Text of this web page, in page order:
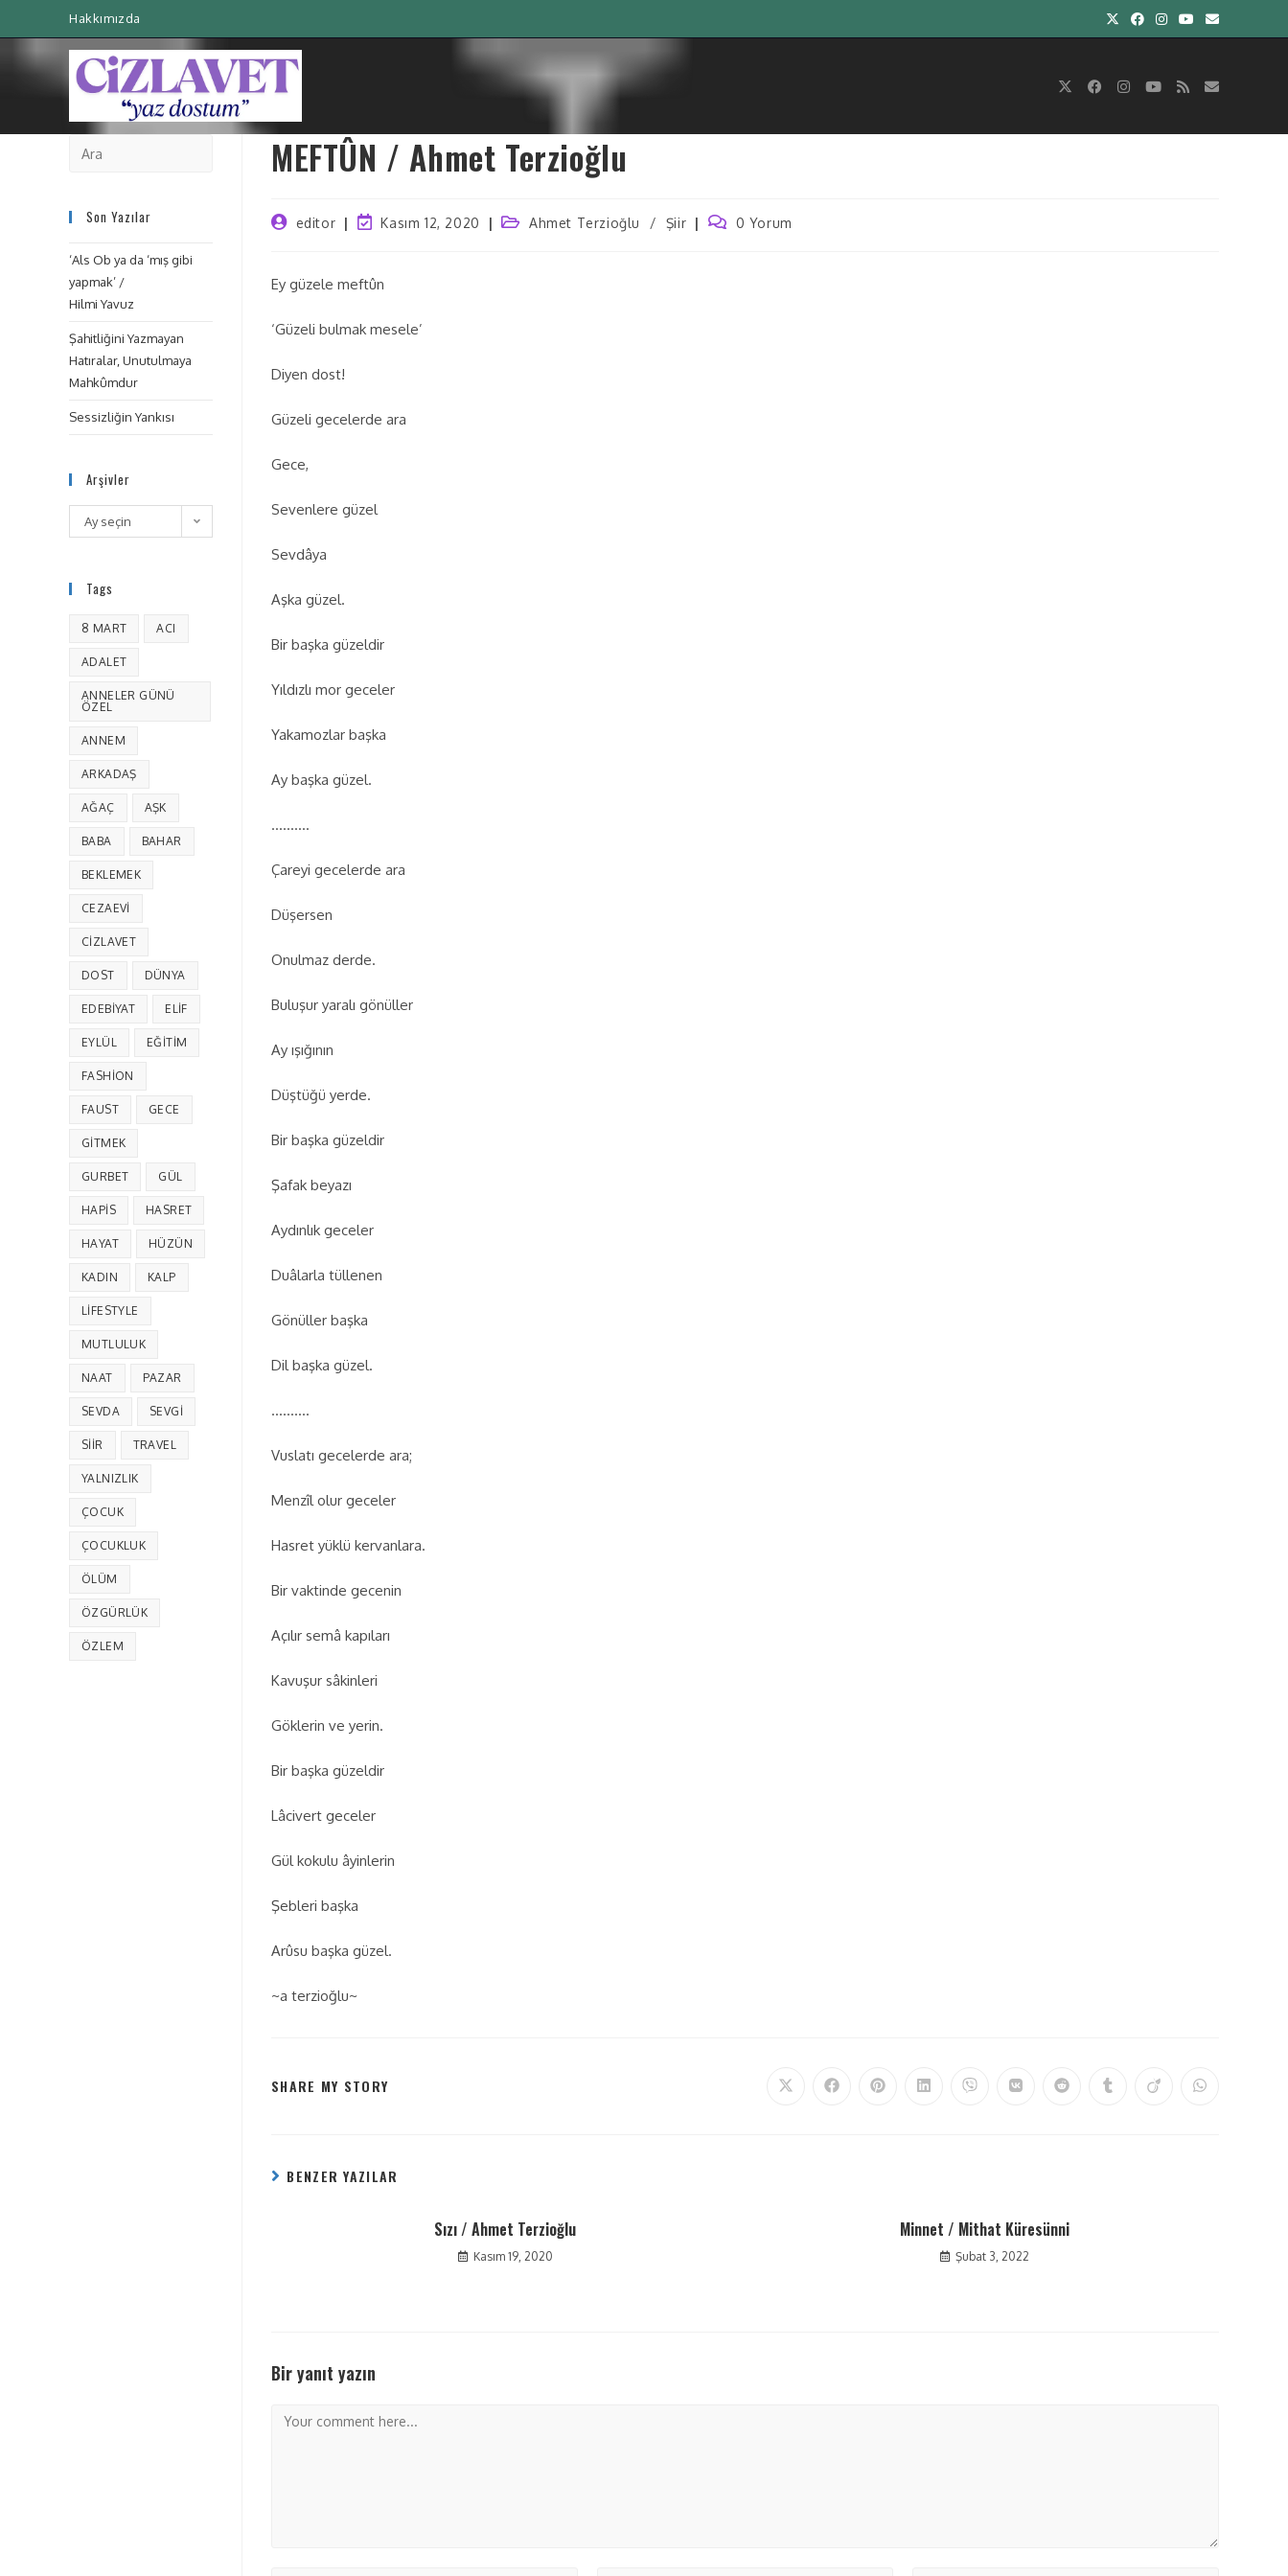
Hakkımızda
MEFTÛN / Ahmet Terzioğlu
editor Kasım 12, 2020 Ahmet Terzioğlu / Şiir 0 Yorum
Ey güzele meftûn
‘Güzeli bulmak mesele’
Diyen dost!
Güzeli gecelerde ara
Gece,
Sevenlere güzel
Sevdâya
Aşka güzel.
Bir başka güzeldir
Yıldızlı mor geceler
Yakamozlar başka
Ay başka güzel.
……….
Çareyi gecelerde ara
Düşersen
Onulmaz derde.
Buluşur yaralı gönüller
Ay ışığının
Düştüğü yerde.
Bir başka güzeldir
Şafak beyazı
Aydınlık geceler
Duâlarla tüllenen
Gönüller başka
Dil başka güzel.
……….
Vuslatı gecelerde ara;
Menzîl olur geceler
Hasret yüklü kervanlara.
Bir vaktinde gecenin
Açılır semâ kapıları
Kavuşur sâkinleri
Göklerin ve yerin.
Bir başka güzeldir
Lâcivert geceler
Gül kokulu âyinlerin
Şebleri başka
Arûsu başka güzel.
~a terzioğlu~
SHARE MY STORY
BENZER YAZILAR
Sızı / Ahmet Terzioğlu
Kasım 19, 2020
Minnet / Mithat Küresünni
Şubat 3, 2022
Bir yanıt yazın
Son Yazılar
‘Als Ob ya da ‘mış gibi
yapmak’ /
Hilmi Yavuz
Şahitliğini Yazmayan
Hatıralar, Unutulmaya
Mahkûmdur
Sessizliğin Yankısı
Arşivler
Ay seçin
Tags
8 MART ACI
ADALET
ANNELER GÜNÜ
ÖZEL
ANNEM
ARKADAŞ
AĞAÇ AŞK
BABA BAHAR
BEKLEMEK
CEZAEVI
CIZLAVET
DOST DÜNYA
EDEBIYAT ELIF
EYLÜL EĞITIM
FASHION
FAUST GECE
GITMEK
GURBET GÜL
HAPIS HASRET
HAYAT HÜZÜN
KADIN KALP
LIFESTYLE
MUTLULUK
NAAT PAZAR
SEVDA SEVGI
SIIR TRAVEL
YALNIZLIK
ÇOCUK
ÇOCUKLUK
ÖLÜM
ÖZGÜRLÜK
ÖZLEM